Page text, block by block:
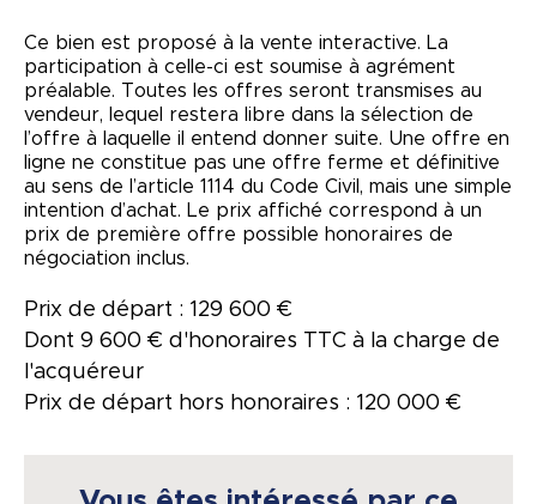
Ce bien est proposé à la vente interactive. La
participation à celle-ci est soumise à agrément
préalable. Toutes les offres seront transmises au
vendeur, lequel restera libre dans la sélection de
l’offre à laquelle il entend donner suite. Une offre en
ligne ne constitue pas une offre ferme et définitive
au sens de l’article 1114 du Code Civil, mais une simple
intention d’achat. Le prix affiché correspond à un
prix de première offre possible honoraires de
négociation inclus.
Prix de départ : 129 600 €
Dont 9 600 € d'honoraires TTC à la charge de
l'acquéreur
Prix de départ hors honoraires : 120 000 €